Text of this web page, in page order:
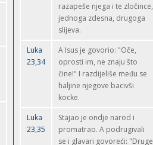
razapeše njega i te zločince,
jednoga zdesna, drugoga
slijeva.
Luka
23,34
A Isus je govorio: "Oče,
oprosti im, ne znaju što
čine!" I razdijeliše među se
haljine njegove bacivši
kocke.
Luka
23,35
Stajao je ondje narod i
promatrao. A podrugivali
se i glavari govoreći: "Druge